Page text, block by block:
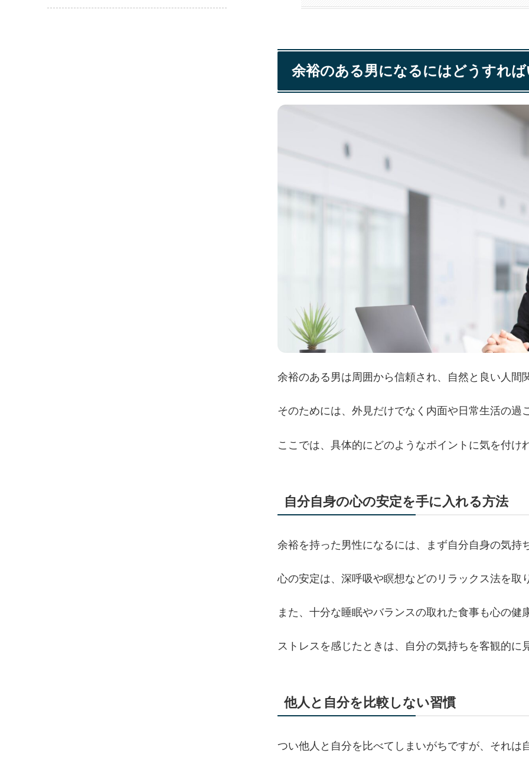
余裕のある男になるにはどうすれ
余裕のある男は周囲から信頼され、自然と良い人間
そのためには、外見だけでなく内面や日常生活の過
ここでは、具体的にどのようなポイントに気を付
自分自身の心の安定を手に入れる方法
余裕を持った男性になるには、まず自分自身の気持
心の安定は、深呼吸や瞑想などのリラックス法を取
また、十分な睡眠やバランスの取れた食事も心の健
ストレスを感じたときは、自分の気持ちを客観的に
他人と自分を比較しない習慣
つい他人と自分を比べてしまいがちですが、それは